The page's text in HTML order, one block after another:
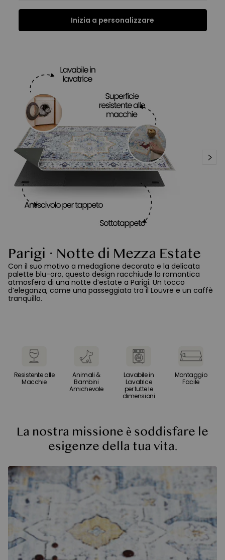
Inizia a personalizzare
Recensioni
Parigi · Notte di Mezza Estate
Con il suo motivo a medaglione decorato e la delicata
palette blu-oro, questo design racchiude la romantica
atmosfera di una notte d’estate a Parigi. Un tocco
d’eleganza, come una passeggiata tra il Louvre e un caffè
tranquillo.
Resistente alle
Macchie
Animali &
Bambini
Amichevole
Lavabile in
Lavatrice
per tutte le
dimensioni
Montaggio
Facile
La nostra missione è soddisfare le
esigenze della tua vita.